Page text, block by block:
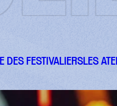
DES FESTIVALIERSLES